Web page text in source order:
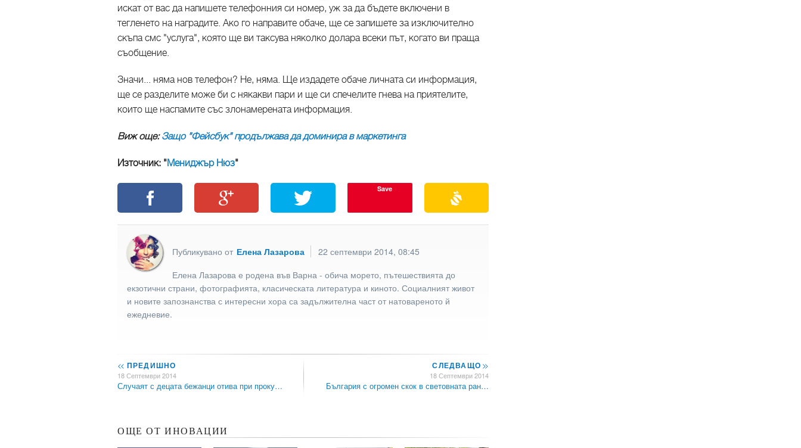
искат от вас да напишете телефонния си номер, уж за да бъдете включени в
тегленето на наградите. Ако го направите обаче, ще се запишете за изключително
скъпа смс "услуга", която ще ви таксува няколко долара всеки път, когато ви праща
съобщение.
Значи... няма нов телефон? Не, няма. Ще издадете обаче личната си информация,
ще се разделите може би с някакви пари и ще си спечелите гнева на приятелите,
които ще наспамите със злонамерената информация.
Виж още:Защо "Фейсбук" продължава да доминира в маркетинга
Източник: "Мениджър Нюз"
Save
Публикувано от Елена Лазарова
22 септември 2014, 08:45
Елена Лазарова е родена във Варна - обича морето, пътешествията до
екзотични страни, фотографията, класическата литература и киното. Социалният живот
и новите запознанства с интересни хора са задължителна част от натовареното й
ежедневие.
<< ПРЕДИШНО
18 Септември 2014
Случаят с децата бежанци отива при проку…
СЛЕДВАЩО>>
18 Септември 2014
България с огромен скок в световната ран…
ОЩЕ ОТ ИНОВАЦИИ